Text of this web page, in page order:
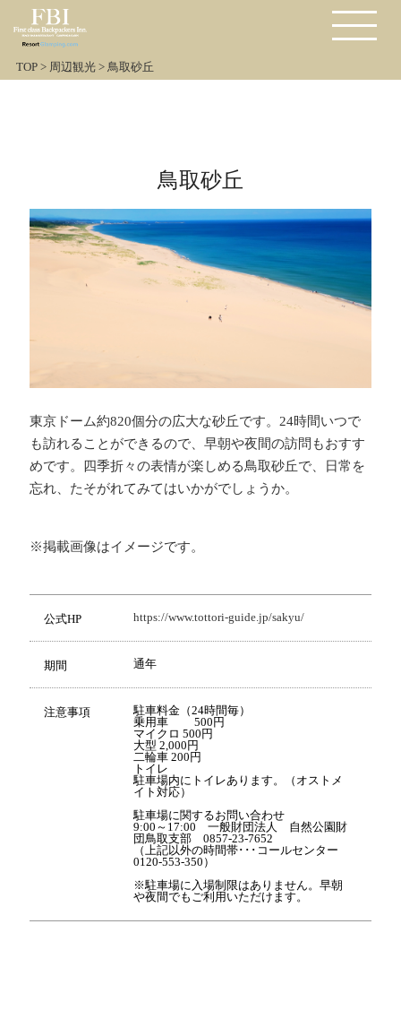
TOP > 周辺観光 >鳥取砂丘
鳥取砂丘
東京ドーム約820個分の広大な砂丘です。24時間いつで
も訪れることができるので、早朝や夜間の訪問もおすす
めです。四季折々の表情が楽しめる鳥取砂丘で、日常を
忘れ、たそがれてみてはいかがでしょうか。
※掲載画像はイメージです。
公式HP https://www.tottori-guide.jp/sakyu/
期間 通年
注意事項
駐車料金（24時間毎）
乗用車 500円
マイクロ 500円
大型 2,000円
二輪車 200円
トイレ
駐車場内にトイレあります。（オストメ
イト対応）
駐車場に関するお問い合わせ
9:00～17:00 一般財団法人 自然公園財
団鳥取支部 0857-23-7652
（上記以外の時間帯･･･コールセンター
0120-553-350）
※駐車場に入場制限はありません。早朝
や夜間でもご利用いただけます。